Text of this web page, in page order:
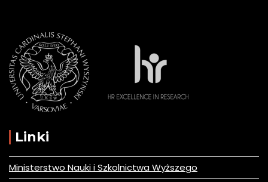
Linki
Ministerstwo Nauki i Szkolnictwa Wyższego